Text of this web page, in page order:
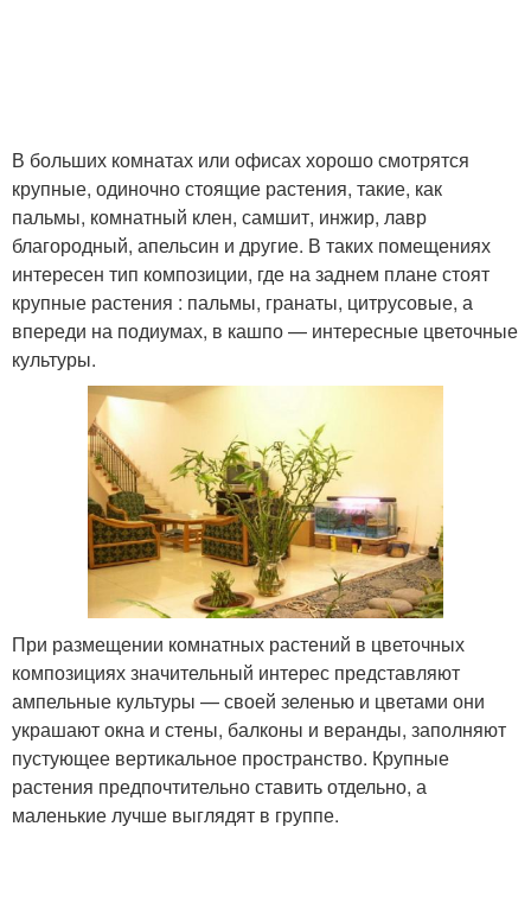
В больших комнатах или офисах хорошо смотрятся
крупные, одиночно стоящие растения, такие, как
пальмы, комнатный клен, самшит, инжир, лавр
благородный, апельсин и другие. В таких помещениях
интересен тип композиции, где на заднем плане стоят
крупные растения : пальмы, гранаты, цитрусовые, а
впереди на подиумах, в кашпо — интересные цветочные
культуры.
При размещении комнатных растений в цветочных
композициях значительный интерес представляют
ампельные культуры — своей зеленью и цветами они
украшают окна и стены, балконы и веранды, заполняют
пустующее вертикальное пространство. Крупные
растения предпочтительно ставить отдельно, а
маленькие лучше выглядят в группе.